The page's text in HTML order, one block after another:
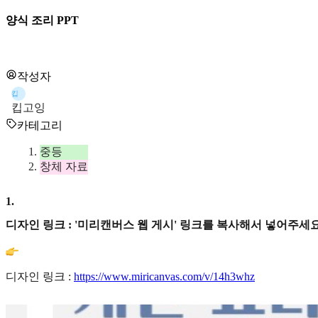
양식 조리 PPT
작성자
킵
킵고잉
카테고리
중등
창체 자료
1.
디자인 링크 : '미리캔버스 웹 게시' 링크를 복사해서 넣어주세
디자인 링크 : https://www.miricanvas.com/v/14h3whz